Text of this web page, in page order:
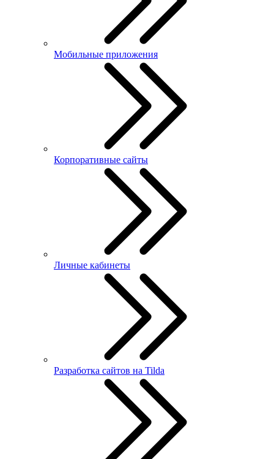
Мобильные приложения
Корпоративные сайты
Личные кабинеты
Разработка сайтов на Tilda